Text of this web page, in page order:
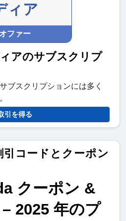
ィア
オファー
アのサブスクリプ
ブスクリプションには多く
引を得る
コードとクーポン
クーポン &
2025 年のプ